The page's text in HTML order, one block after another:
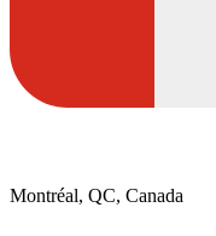
Montréal, QC, Canada